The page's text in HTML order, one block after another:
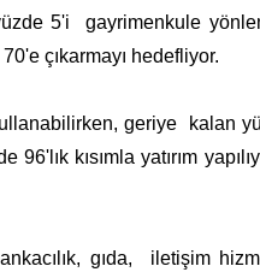
5'i gayrimenkule
çıkarmayı hedefliyor.
geriye kalan
kısımla yatırım
gıda, iletişim